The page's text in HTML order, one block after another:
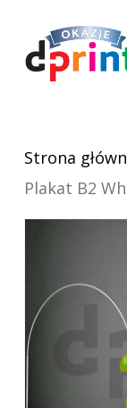
main
Strona
Plakat B2